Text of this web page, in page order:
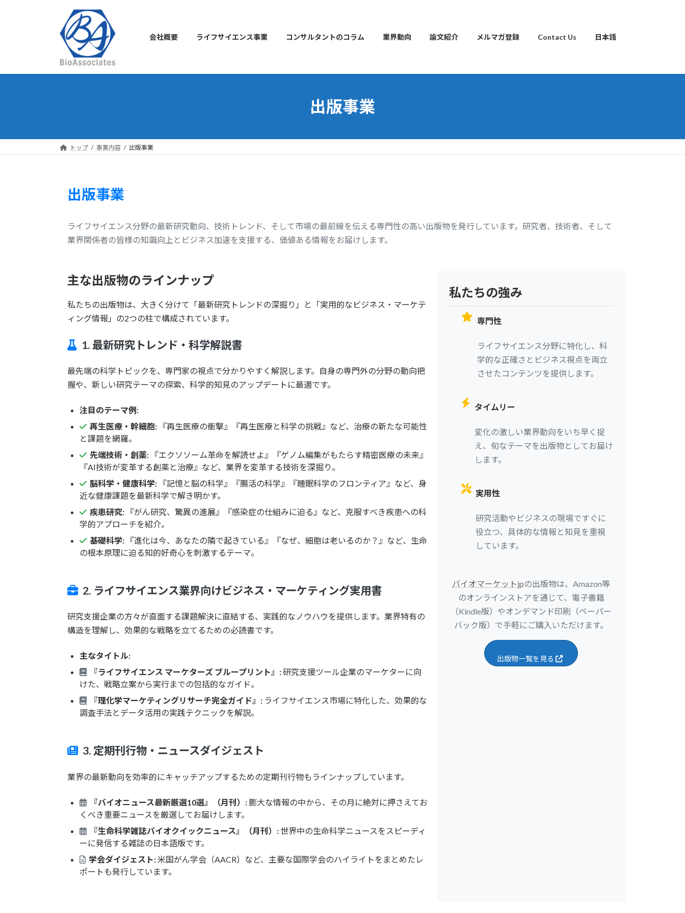
会社概要 ライフサイエンス事業 コンサルタントのコラム 業界動向 論文紹介 メルマガ登録 Contact Us 日本語
出版事業
トップ 事業内容 出版事業
出版事業
ライフサイエンス分野の最新研究動向、技術トレンド、そして市場の最前線を伝える専門性の高い出版物を発行しています。研究者、技術者、そして
業界関係者の皆様の知識向上とビジネス加速を支援する、価値ある情報をお届けします。
主な出版物のラインナップ
私たちの出版物は、大きく分けて「最新研究トレンドの深掘り」と「実用的なビジネス・マーケテ
ィング情報」の2つの柱で構成されています。
1. 最新研究トレンド・科学解説書
最先端の科学トピックを、専門家の視点で分かりやすく解説します。自身の専門外の分野の動向把
握や、新しい研究テーマの探索、科学的知見のアップデートに最適です。
注目のテーマ例:
再生医療・幹細胞: 『再生医療の衝撃』『再生医療と科学の挑戦』など、治療の新たな可能性
と課題を網羅。
先端技術・創薬: 『エクソソーム革命を解読せよ』『ゲノム編集がもたらす精密医療の未来』
『AI技術が変革する創薬と治療』など、業界を変革する技術を深掘り。
脳科学・健康科学: 『記憶と脳の科学』『腸活の科学』『睡眠科学のフロンティア』など、身
近な健康課題を最新科学で解き明かす。
疾患研究: 『がん研究、驚異の進展』『感染症の仕組みに迫る』など、克服すべき疾患への科
学的アプローチを紹介。
基礎科学: 『進化は今、あなたの隣で起きている』『なぜ、細胞は老いるのか？』など、生命
の根本原理に迫る知的好奇心を刺激するテーマ。
2. ライフサイエンス業界向けビジネス・マーケティング実用書
研究支援企業の方々が直面する課題解決に直結する、実践的なノウハウを提供します。業界特有の
構造を理解し、効果的な戦略を立てるための必読書です。
主なタイトル:
『ライフサイエンス マーケターズ ブループリント』:研究支援ツール企業のマーケターに向
けた、戦略立案から実行までの包括的なガイド。
『理化学マーケティングリサーチ完全ガイド』: ライフサイエンス市場に特化した、効果的な
調査手法とデータ活用の実践テクニックを解説。
3. 定期刊行物・ニュースダイジェスト
業界の最新動向を効率的にキャッチアップするための定期刊行物もラインナップしています。
『バイオニュース最新厳選10選』（月刊）: 膨大な情報の中から、その月に絶対に押さえてお
くべき重要ニュースを厳選してお届けします。
『生命科学雑誌バイオクイックニュース』（月刊）: 世界中の生命科学ニュースをスピーディ
ーに発信する雑誌の日本語版です。
学会ダイジェスト:米国がん学会（AACR）など、主要な国際学会のハイライトをまとめたレ
ポートも発行しています。
私たちの強み
専門性
ライフサイエンス分野に特化し、科
学的な正確さとビジネス視点を両立
させたコンテンツを提供します。
タイムリー
変化の激しい業界動向をいち早く捉
え、旬なテーマを出版物としてお届け
します。
実用性
研究活動やビジネスの現場ですぐに
役立つ、具体的な情報と知見を重視
しています。
バイオマーケットjpの出版物は、Amazon等
のオンラインストアを通じて、電子書籍
（Kindle版）やオンデマンド印刷（ペーパー
バック版）で手軽にご購入いただけます。
出版物一覧を見る